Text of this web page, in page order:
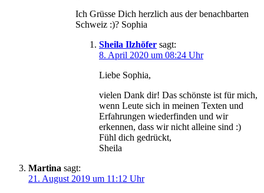
Ich Grüsse Dich herzlich aus der benachbarten
Schweiz :)? Sophia
Sheila Ilzhöfer sagt:
8. April 2020 um 08:24 Uhr
Liebe Sophia,
vielen Dank dir! Das schönste ist für mich,
wenn Leute sich in meinen Texten und
Erfahrungen wiederfinden und wir
erkennen, dass wir nicht alleine sind :)
Fühl dich gedrückt,
Sheila
Martina sagt:
21. August 2019 um 11:12 Uhr